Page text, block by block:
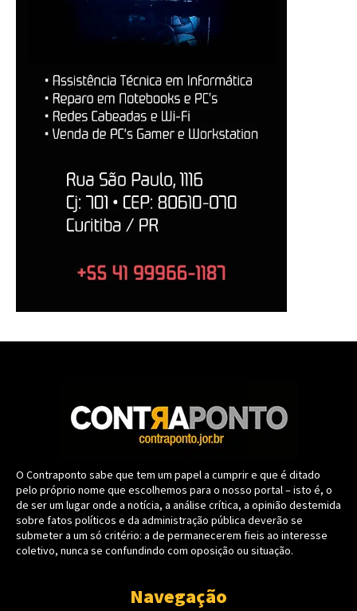
O Contraponto sabe que tem um papel a cumprir e que é ditado
pelo próprio nome que escolhemos para o nosso portal – isto é, o
de ser um lugar onde a notícia, a análise crítica, a opinião destemida
sobre fatos políticos e da administração pública deverão se
submeter a um só critério: a de permanecerem fieis ao interesse
coletivo, nunca se confundindo com oposição ou situação.
Navegação